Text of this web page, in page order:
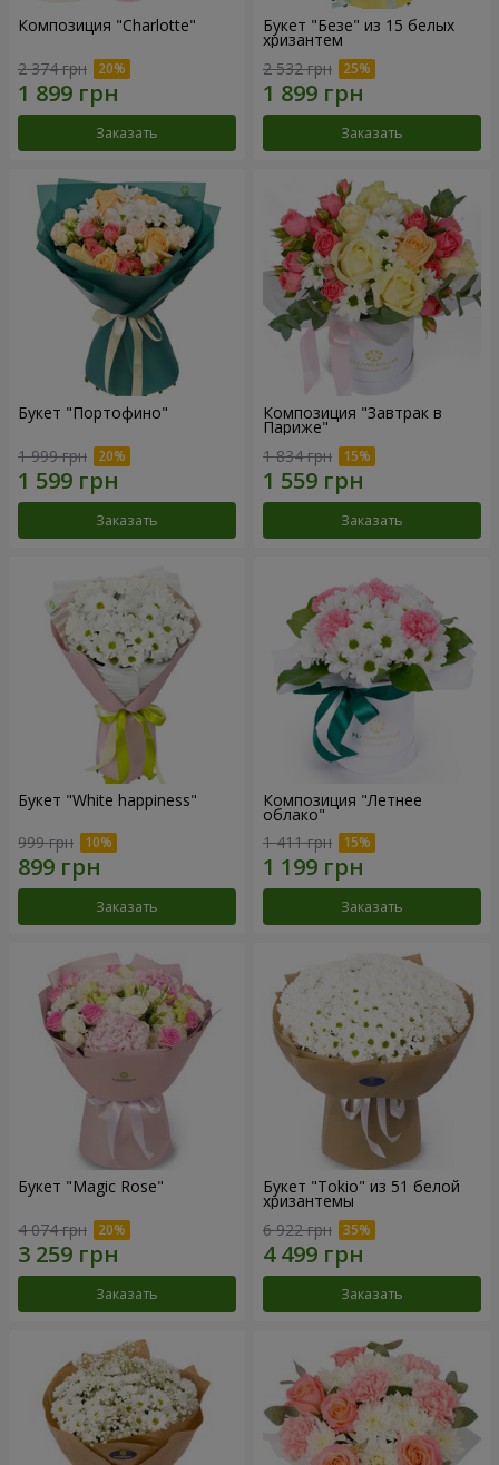
Композиция "Charlotte"
2 374 грн
Заказать
Букет "Безе" из 15 белых
хризантем
2 532 грн
Заказать
Букет "Портофино"
1 999 грн
Заказать
Композиция "Завтрак в
Париже"
1 834 грн
Заказать
Букет "White happiness"
999 грн
Заказать
Композиция "Летнее
облако"
1 411 грн
Заказать
Букет "Magic Rose"
4 074 грн
Заказать
Букет "Tokio" из 51 белой
хризантемы
6 922 грн
Заказать